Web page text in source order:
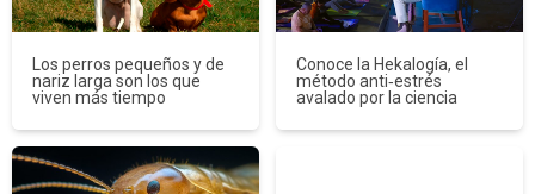
Los perros pequeños y de
nariz larga son los que
viven más tiempo
Conoce la Hekalogía, el
método anti‑estrés
avalado por la ciencia